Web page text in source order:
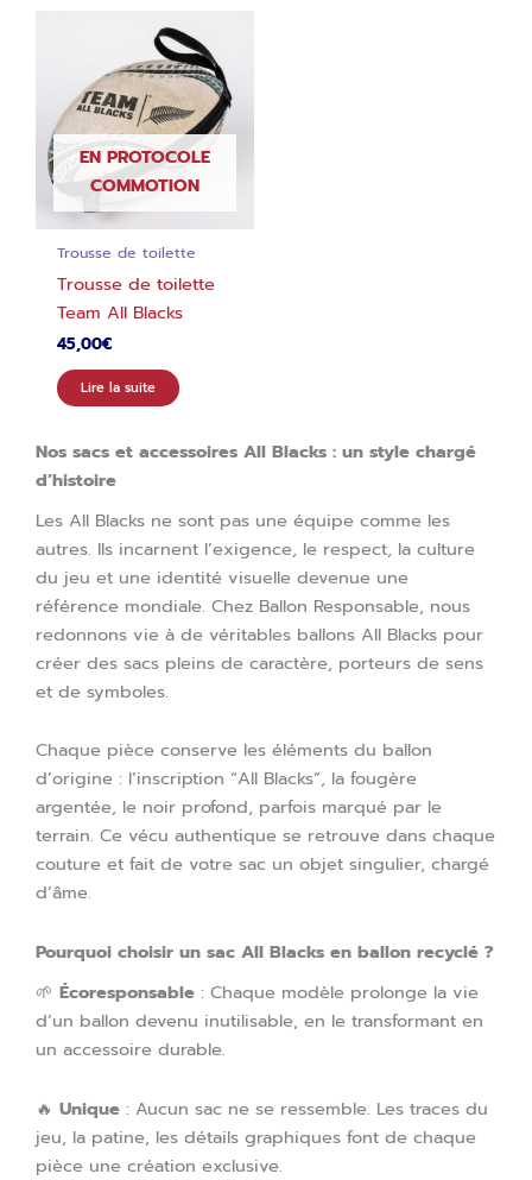
EN PROTOCOLE
COMMOTION
Trousse de toilette
Trousse de toilette
Team All Blacks
45,00€
Lire la suite
Nos sacs et accessoires All Blacks : un style chargé
d’histoire
Les All Blacks ne sont pas une équipe comme les
autres. Ils incarnent l’exigence, le respect, la culture
du jeu et une identité visuelle devenue une
référence mondiale. Chez Ballon Responsable, nous
redonnons vie à de véritables ballons All Blacks pour
créer des sacs pleins de caractère, porteurs de sens
et de symboles.
Chaque pièce conserve les éléments du ballon
d’origine : l’inscription “All Blacks”, la fougère
argentée, le noir profond, parfois marqué par le
terrain. Ce vécu authentique se retrouve dans chaque
couture et fait de votre sac un objet singulier, chargé
d’âme.
Pourquoi choisir un sac All Blacks en ballon recyclé ?
🌱 Écoresponsable : Chaque modèle prolonge la vie
d’un ballon devenu inutilisable, en le transformant en
un accessoire durable.
🔥 Unique : Aucun sac ne se ressemble. Les traces du
jeu, la patine, les détails graphiques font de chaque
pièce une création exclusive.